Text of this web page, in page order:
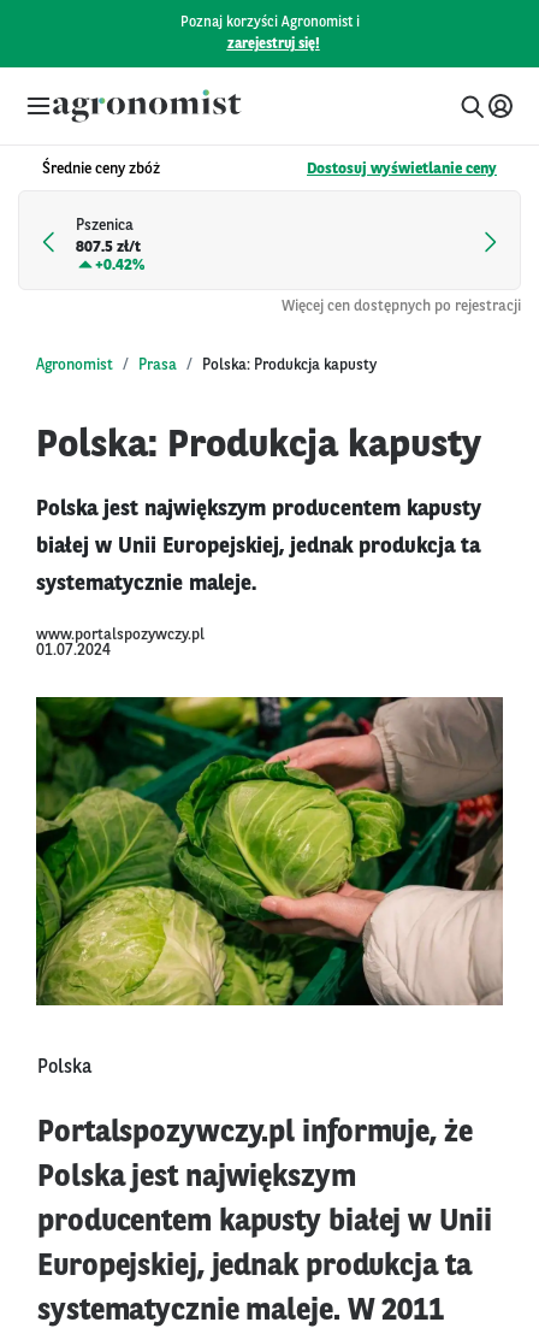
Poznaj korzyści Agronomist i
zarejestruj się!
Średnie ceny zbóż Dostosuj wyświetlanie ceny
Pszenica
807.5 zł/t
+0.42%
Więcej cen dostępnych po rejestracji
Agronomist Prasa Polska: Produkcja kapusty
Polska: Produkcja kapusty
Polska jest największym producentem kapusty
białej w Unii Europejskiej, jednak produkcja ta
systematycznie maleje.
www.portalspozywczy.pl
01.07.2024
Polska
Portalspozywczy.pl informuje, że
Polska jest największym
producentem kapusty białej w Unii
Europejskiej, jednak produkcja ta
systematycznie maleje. W 2011